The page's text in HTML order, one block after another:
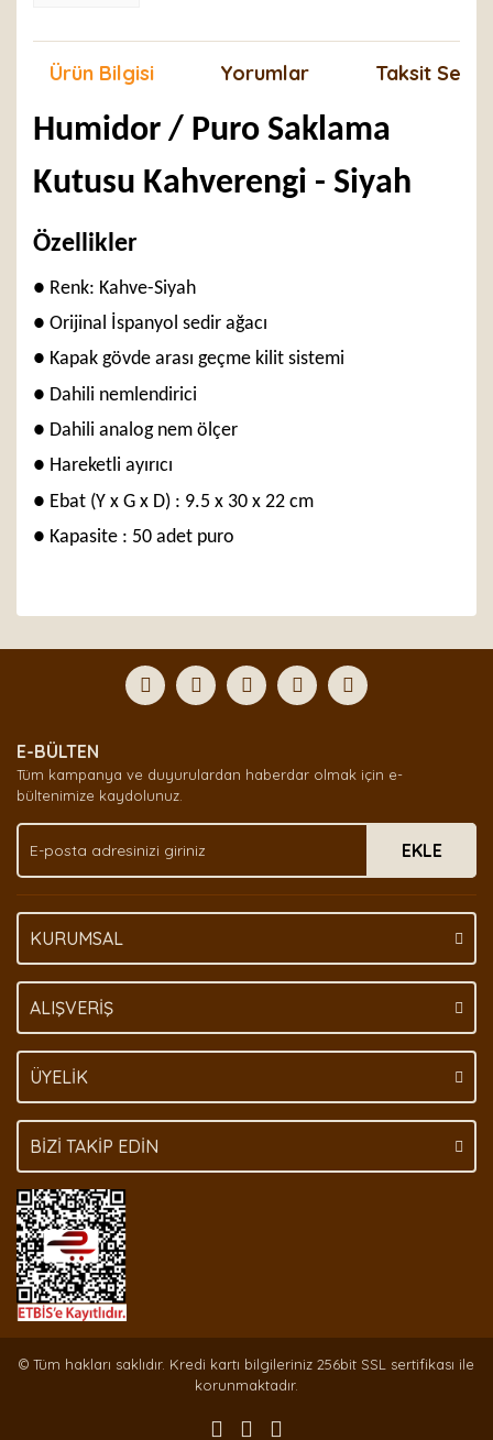
Ürün Bilgisi Yorumlar Taksit
Humidor / Puro Saklama
Kutusu Kahverengi - Siyah
Özellikler
● Renk: Kahve-Siyah
● Orijinal İspanyol sedir ağacı
● Kapak gövde arası geçme kilit sistemi
● Dahili nemlendirici
● Dahili analog nem ölçer
● Hareketli ayırıcı
● Ebat (Y x G x D) : 9.5 x 30 x 22 cm
● Kapasite : 50 adet puro
Yorum Yaz
formunu kullanarak tarafımıza iletebilirsiniz.
Görüş ve önerileriniz için teşekkür ederiz.
Ürün açıklamasında eksik bilgiler bulunuyor.
Ürün bilgilerinde hatalar bulunuyor.
Ürün fiyatı diğer sitelerden daha pahalı.
Bu ürüne benzer farklı alternatifler olmalı.
E-BÜLTEN
Tüm kampanya ve duyurulardan haberdar olmak için e-
bültenimize kaydolunuz.
EKLE
KURUMSAL
ALIŞVERİŞ
ÜYELİK
BİZİ TAKİP EDİN
© Tüm hakları saklıdır. Kredi kartı bilgileriniz 256bit SSL sertifikası ile
korunmaktadır.